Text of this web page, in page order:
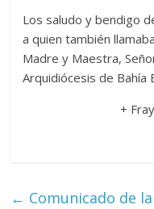
Los saludo y bendigo
a quien también
Madre y Maestra,
Arquidiócesis de Bahía
+
← Comunicado de